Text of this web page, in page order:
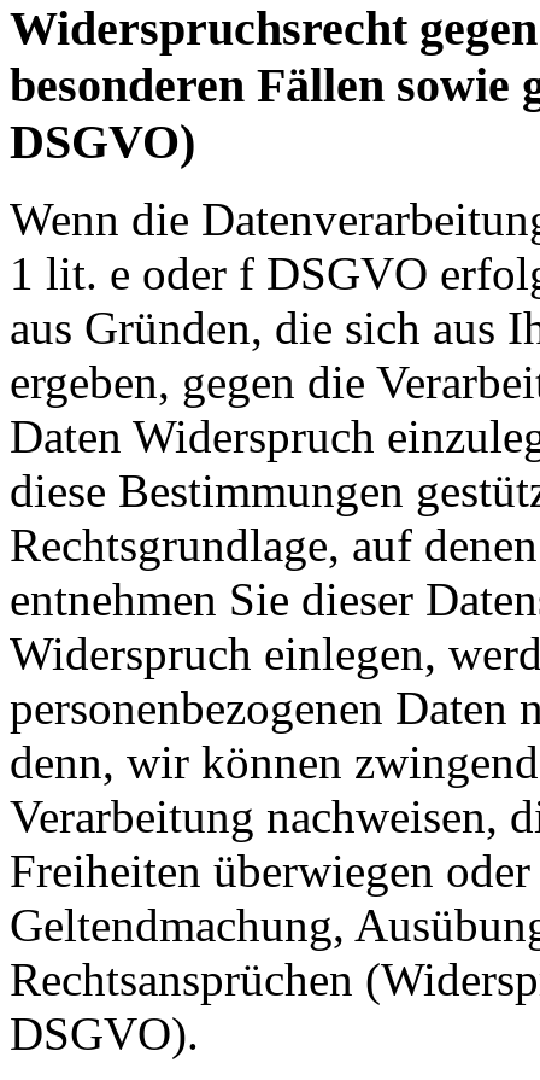
Widerspruchsrecht
besonderen Fällen
DSGVO)
Wenn die
1 lit. e oder f DSGVO
aus Gründen, die sich aus
ergeben, gegen die
Daten Widerspruch
diese Bestimmungen
Rechtsgrundlage, auf
entnehmen Sie dieser
Widerspruch einlegen,
personenbezogenen Daten
denn, wir können
Verarbeitung nachweisen,
Freiheiten überwiegen
Geltendmachung,
Rechtsansprüchen
DSGVO).